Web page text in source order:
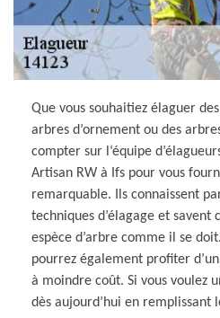
Que vous souhaitiez élaguer
arbres d’ornement ou des
compter sur l‘équipe
Artisan RW à Ifs pour vous
remarquable. Ils connaissent
techniques d’élagage et
espèce d’arbre comme il se
pourrez également profiter
à moindre coût. Si vous voulez
dès aujourd’hui en